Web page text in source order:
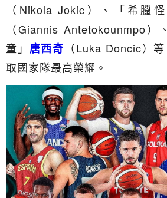
（Nikola Jokic）、「希臘怪
（Giannis Antetokounmpo
童」 唐西奇 （Luka Doncic）
取國家隊最高榮耀。